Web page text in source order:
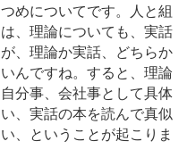
めについてです。人と組
、理論についても、実話
、理論か実話、どちらか
んですね。すると、理論
分事、会社事として具体
、実話の本を読んで真似
、ということが起こりま